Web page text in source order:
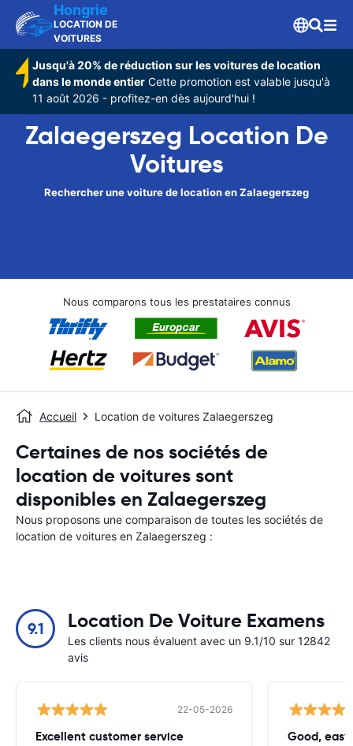
Hongrie
LOCATION DE
VOITURES
Jusqu'à 20% de réduction sur les voitures de location
dans le monde entier Cette promotion est valable jusqu'à
11 août 2026 - profitez-en dès aujourd'hui !
Zalaegerszeg Location De
Voitures
Rechercher une voiture de location en Zalaegerszeg
Nous comparons tous les prestataires connus
Accueil Location de voitures Zalaegerszeg
Certaines de nos sociétés de
location de voitures sont
disponibles en Zalaegerszeg
Nous proposons une comparaison de toutes les sociétés de
location de voitures en Zalaegerszeg :
9.1 Location De Voiture Examens
Les clients nous évaluent avec un 9.1/10 sur 12842
avis
22-05-2026
Excellent customer service Good,